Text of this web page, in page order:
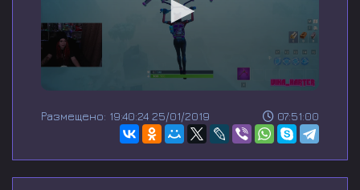
e
n
07:51:00
Размещено: 19:40:24 25/01/2019